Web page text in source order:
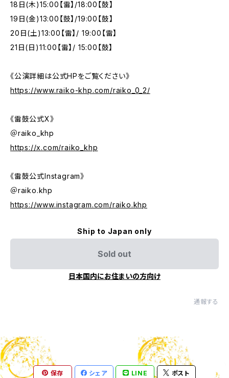
18日(木)15:00【雷】/18:00【鼓】
19日(金)13:00【鼓】/19:00【鼓】
20日(土)13:00【雷】/ 19:00【雷】
21日(日)11:00【雷】/ 15:00【鼓】
《公演詳細は公式HPをご覧ください》
https://www.raiko-khp.com/raiko_0_2/
《雷鼓公式X》
＠raiko_khp
https://x.com/raiko_khp
《雷鼓公式Instagram》
＠raiko.khp
https://www.instagram.com/raiko.khp
Ship to Japan only
Sold out
日本国内にお住まいの方向け
通報する
保存 シェア LINE ポスト